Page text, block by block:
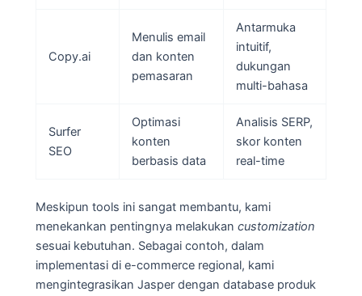
Copy.ai
Menulis email
dan konten
pemasaran
Antarmuka
intuitif,
dukungan
multi-bahasa
Surfer
SEO
Optimasi
konten
berbasis data
Analisis SERP,
skor konten
real-time
Meskipun tools ini sangat membantu, kami
menekankan pentingnya melakukan customization
sesuai kebutuhan. Sebagai contoh, dalam
implementasi di e-commerce regional, kami
mengintegrasikan Jasper dengan database produk